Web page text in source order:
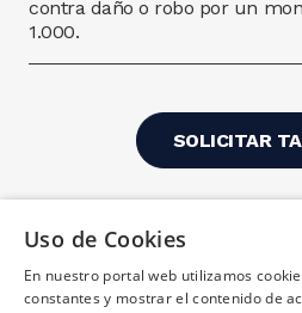
contra daño o robo por un
1.000.
SOLICITAR
¿Necesitas ayuda?
Uso de Cookies
En nuestro portal web utilizamos
constantes y mostrar el contenido de